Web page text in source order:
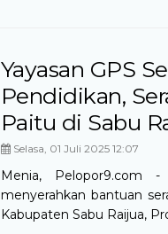
Yayasan GPS
Pendidikan,
Paitu di Sabu
Selasa, 01 Juli 2025 12:07
Menia, Pelopor9.com -
menyerahkan bantuan
Kabupaten Sabu Raijua,